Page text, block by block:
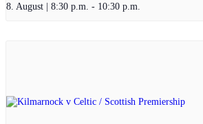
8. August | 8:30 p.m. - 10:30 p.m.